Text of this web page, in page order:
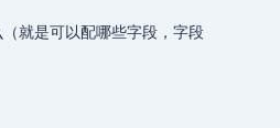
就是可以配哪些字段，字段